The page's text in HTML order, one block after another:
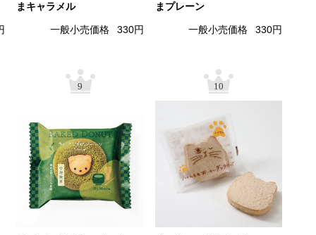
まキャラメル
一般小売価格 330円
まプレーン
一般小売価格 330円
9 10